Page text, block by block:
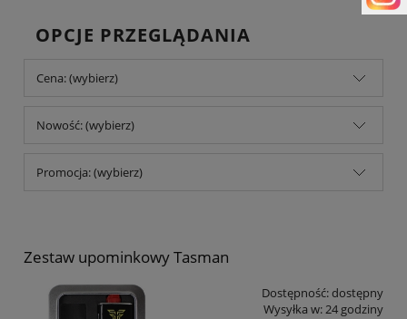
OPCJE PRZEGLĄDANIA
Cena: (wybierz)
Nowość: (wybierz)
Promocja: (wybierz)
Zestaw upominkowy Tasman
Dostępność:dostępny
Wysyłka w:24 godziny